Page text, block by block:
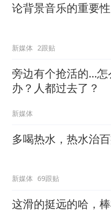
论背景音乐的重要性
新媒体 2跟贴
旁边有个抢活的…怎
办？人都过去了？
新媒体
多喝热水，热水治百
新媒体 69跟贴
这滑的挺远的哈，